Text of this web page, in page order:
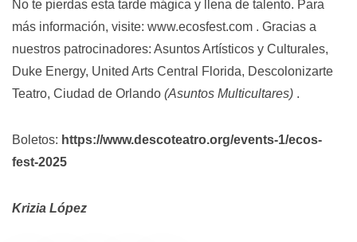
No te pierdas esta tarde mágica y llena de talento. Para
más información, visite: www.ecosfest.com . Gracias a
nuestros patrocinadores: Asuntos Artísticos y Culturales,
Duke Energy, United Arts Central Florida, Descolonizarte
Teatro, Ciudad de Orlando (Asuntos Multicultares) .
Boletos: https://www.descoteatro.org/events-1/ecos-
fest-2025
Krizia López